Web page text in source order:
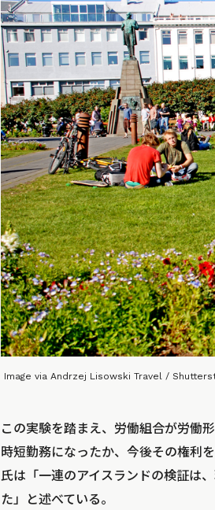
Image via Andrzej Lisowski Travel /
この実験を踏まえ、労働組合が労働
時短勤務になったか、今後その権利
氏は「一連のアイスランドの検証は
た」と述べている。